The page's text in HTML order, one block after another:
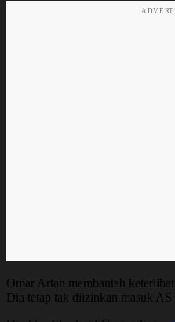
Omar Artan membantah
Dia tetap tak diizinkan masuk